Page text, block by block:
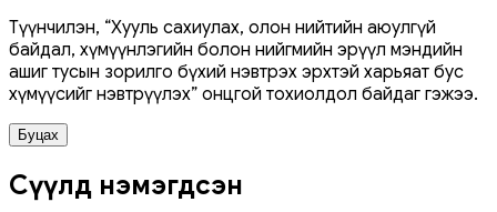
Түүнчилэн, “Хууль сахиулах, олон нийтийн аюулгүй
байдал, хүмүүнлэгийн болон нийгмийн эрүүл мэндийн
ашиг тусын зорилго бүхий нэвтрэх эрхтэй харьяат бус
хүмүүсийг нэвтрүүлэх” онцгой тохиолдол байдаг гэжээ.
Буцах
Сүүлд нэмэгдсэн